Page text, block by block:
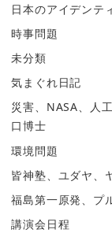
日本のアイデンテ
時事問題
未分類
気まぐれ日記
災害、NASA、人
口博士
環境問題
皆神塾、ユダヤ、
福島第一原発、プ
講演会日程